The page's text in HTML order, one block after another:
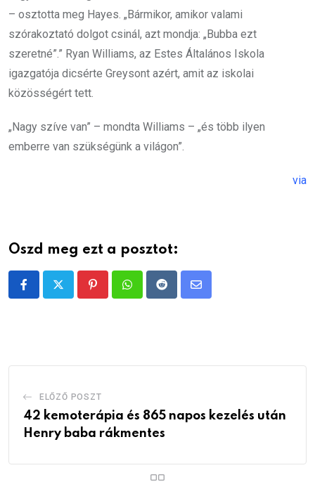
– osztotta meg Hayes. „Bármikor, amikor valami
szórakoztató dolgot csinál, azt mondja: „Bubba ezt
szeretné”.” Ryan Williams, az Estes Általános Iskola
igazgatója dicsérte Greysont azért, amit az iskolai
közösségért tett.
„Nagy szíve van” – mondta Williams – „és több ilyen
emberre van szükségünk a világon”.
via
Oszd meg ezt a posztot:
PinterestWhatsappRedditShare
ELŐZŐ POSZT
42 kemoterápia és 865 napos kezelés után
Henry baba rákmentes